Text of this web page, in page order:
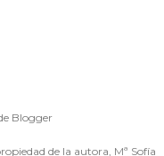
Blogger
de la autora, Mª Sofía